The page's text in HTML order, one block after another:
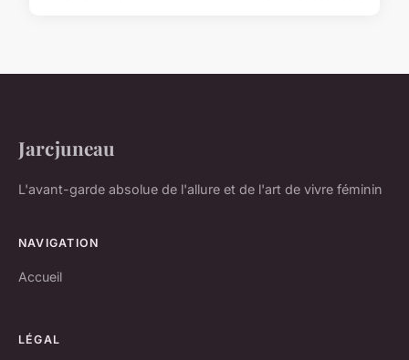
Jarcjuneau
L'avant-garde absolue de l'allure et de l'art de vivre féminin
NAVIGATION
Accueil
LÉGAL